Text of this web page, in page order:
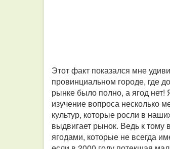
Этот факт показался мне
провинциальном городе, где
рынке было полно, а ягод нет!
изучение вопроса несколько
культур, которые росли в
выдвигает рынок. Ведь к тому
ягодами, которые не всегда